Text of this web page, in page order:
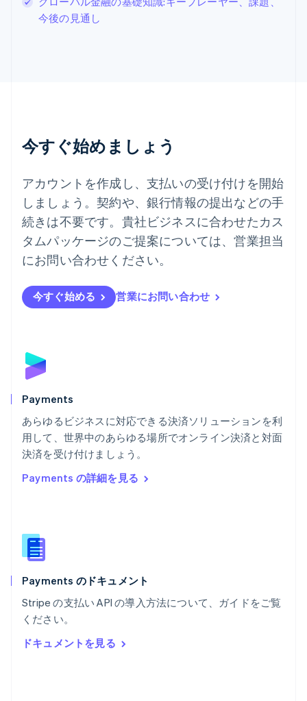
今後の見通し
今すぐ始めましょう
アカウントを作成し、支払いの受け付けを開始
しましょう。契約や、銀行情報の提出などの手
続きは不要です。貴社ビジネスに合わせたカス
タムパッケージのご提案については、営業担当
にお問い合わせください。
今すぐ始める 営業にお問い合わせ
Payments
あらゆるビジネスに対応できる決済ソリューションを利
用して、世界中のあらゆる場所でオンライン決済と対面
決済を受け付けましょう。
Payments の詳細を見る
Payments のドキュメント
Stripe の支払い API の導入方法について、ガイドをご覧
ください。
ドキュメントを見る
EspañolEnglish
スロバキア
English
Deutsch English
ニュージーランド
English
ノルウェー
ハンガリー
English
EnglishSvenska
ブラジル
ブルガリア
English
Nederlands
English
ポルトガル
PortuguêsEnglish
English
Español
ラトビア
リトアニア
リヒテンシュタイン
Deutsch
ルーマニア
English